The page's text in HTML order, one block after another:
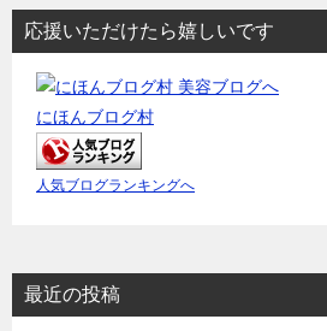
応援いただけたら嬉しいです
にほんブログ村
人気ブログランキングへ
最近の投稿